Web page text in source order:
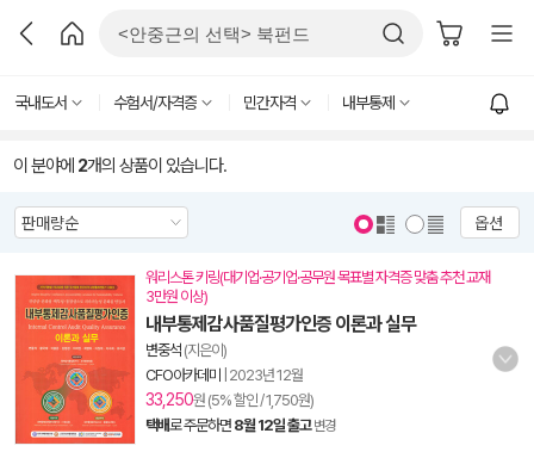
국내도서 수험서/자격증 민간자격 내부통제
이 분야에 2개의 상품이 있습니다.
옵션
워리스톤 키링(대기업·공기업·공무원 목표별 자격증 맞춤 추천 교재
3만원 이상)
내부통제감사품질평가인증 이론과 실무
변중석 (지은이)
CFO아카데미
2023년 12월
33,250원 (5% 할인 / 1,750원)
택배로 주문하면 8월 12일 출고 변경